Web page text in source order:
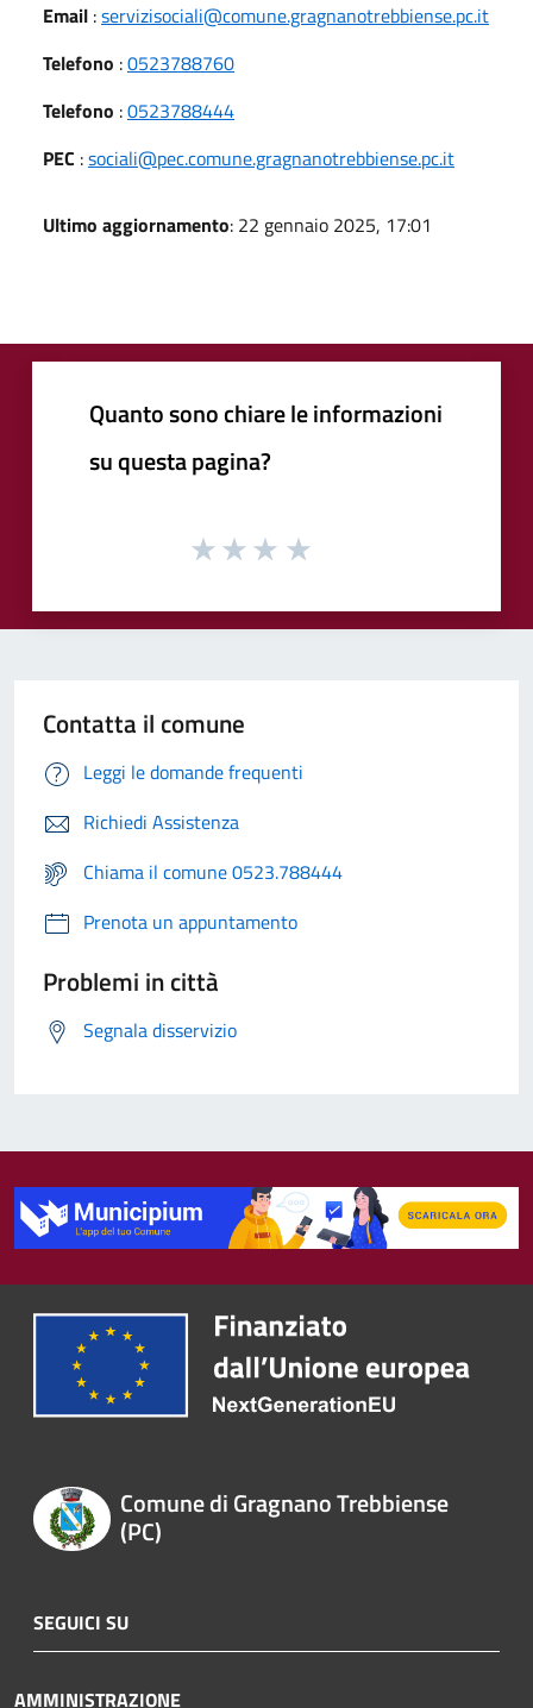
Email :servizisociali@comune.gragnanotrebbiense.pc.it
Telefono :0523788760
Telefono :0523788444
PEC :sociali@pec.comune.gragnanotrebbiense.pc.it
Ultimo aggiornamento: 22 gennaio 2025, 17:01
Quanto sono chiare le informazioni
su questa pagina?
Contatta il comune
Leggi le domande frequenti
Richiedi Assistenza
Chiama il comune 0523.788444
Prenota un appuntamento
Problemi in città
Segnala disservizio
Comune di Gragnano Trebbiense
(PC)
SEGUICI SU
AMMINISTRAZIONE